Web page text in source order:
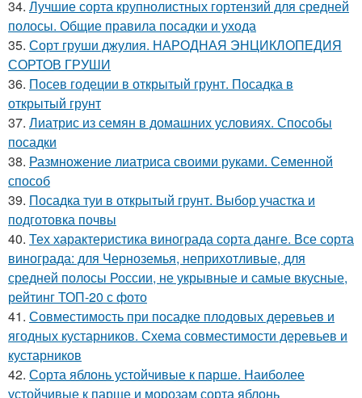
34. Лучшие сорта крупнолистных гортензий для средней
полосы. Общие правила посадки и ухода
35. Сорт груши джулия. НАРОДНАЯ ЭНЦИКЛОПЕДИЯ
СОРТОВ ГРУШИ
36. Посев годеции в открытый грунт. Посадка в
открытый грунт
37. Лиатрис из семян в домашних условиях. Способы
посадки
38. Размножение лиатриса своими руками. Семенной
способ
39. Посадка туи в открытый грунт. Выбор участка и
подготовка почвы
40. Тех характеристика винограда сорта данге. Все сорта
винограда: для Черноземья, неприхотливые, для
средней полосы России, не укрывные и самые вкусные,
рейтинг ТОП-20 с фото
41. Совместимость при посадке плодовых деревьев и
ягодных кустарников. Схема совместимости деревьев и
кустарников
42. Сорта яблонь устойчивые к парше. Наиболее
устойчивые к парше и морозам сорта яблонь